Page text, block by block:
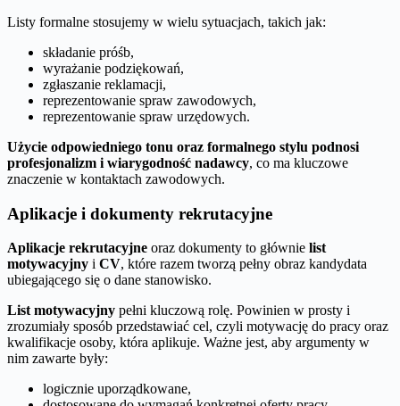
Listy formalne stosujemy w wielu sytuacjach, takich jak:
składanie próśb,
wyrażanie podziękowań,
zgłaszanie reklamacji,
reprezentowanie spraw zawodowych,
reprezentowanie spraw urzędowych.
Użycie odpowiedniego tonu oraz formalnego stylu podnosi
profesjonalizm i wiarygodność nadawcy, co ma kluczowe
znaczenie w kontaktach zawodowych.
Aplikacje i dokumenty rekrutacyjne
Aplikacje rekrutacyjne oraz dokumenty to głównie list
motywacyjny i CV, które razem tworzą pełny obraz kandydata
ubiegającego się o dane stanowisko.
List motywacyjny pełni kluczową rolę. Powinien w prosty i
zrozumiały sposób przedstawiać cel, czyli motywację do pracy oraz
kwalifikacje osoby, która aplikuje. Ważne jest, aby argumenty w
nim zawarte były:
logicznie uporządkowane,